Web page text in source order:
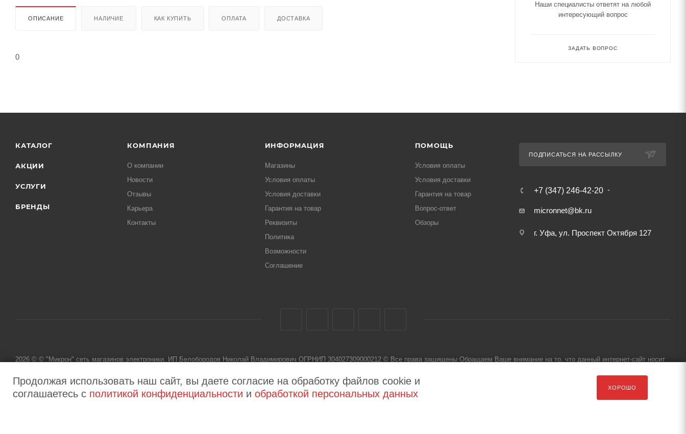
ОПИСАНИЕ НАЛИЧИЕ КАК КУПИТЬ ОПЛАТА ДОСТАВКА
0
Наши специалисты ответят на любой
интересующий вопрос
ЗАДАТЬ ВОПРОС
КАТАЛОГ
АКЦИИ
УСЛУГИ
БРЕНДЫ
КОМПАНИЯ
О компании
Новости
Отзывы
Карьера
Контакты
ИНФОРМАЦИЯ
Магазины
Условия оплаты
Условия доставки
Гарантия на товар
Реквизиты
Политика
Возможности
Соглашение
ПОМОЩЬ
Условия оплаты
Условия доставки
Гарантия на товар
Вопрос-ответ
Обзоры
ПОДПИСАТЬСЯ НА РАССЫЛКУ
+7 (347) 246-42-20
micronnet@bk.ru
г. Уфа, ул. Проспект Октября 127
2026 © © "Микрон" сеть магазинов электроники. ИП Белобородов Николай Владимирович ОГРНИП 304027309000212 © Все права защищены Обращаем Ваше внимание на то, что данный интернет-сайт носит
Продолжая использовать наш сайт, вы даете согласие на обработку файлов cookie и
соглашаетесь с политикой конфиденциальности и обработкой персональных данных
ХОРОШО